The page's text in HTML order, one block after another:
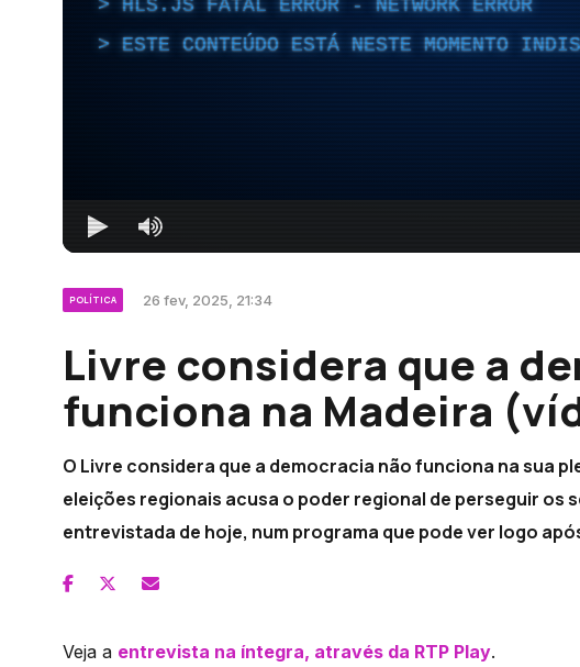
HLS.JS FATAL ERROR - NETWORK ERROR
ESTE CONTEÚDO ESTÁ NESTE MOMENTO
POLÍTICA 26 fev, 2025, 21:34
Livre considera que a
funciona na Madeira
O Livre considera que a democracia não funciona na sua
eleições regionais acusa o poder regional de perseguir os
entrevistada de hoje, num programa que pode ver logo
Veja a entrevista na íntegra, através da RTP Play.